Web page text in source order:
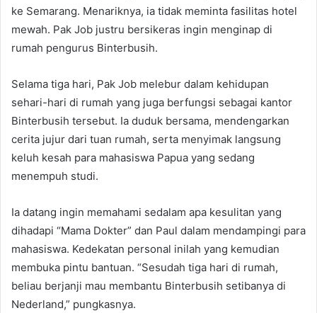
ke Semarang. Menariknya, ia tidak meminta fasilitas hotel
mewah. Pak Job justru bersikeras ingin menginap di
rumah pengurus Binterbusih.
Selama tiga hari, Pak Job melebur dalam kehidupan
sehari-hari di rumah yang juga berfungsi sebagai kantor
Binterbusih tersebut. Ia duduk bersama, mendengarkan
cerita jujur dari tuan rumah, serta menyimak langsung
keluh kesah para mahasiswa Papua yang sedang
menempuh studi.
Ia datang ingin memahami sedalam apa kesulitan yang
dihadapi “Mama Dokter” dan Paul dalam mendampingi para
mahasiswa. Kedekatan personal inilah yang kemudian
membuka pintu bantuan. “Sesudah tiga hari di rumah,
beliau berjanji mau membantu Binterbusih setibanya di
Nederland,” pungkasnya.